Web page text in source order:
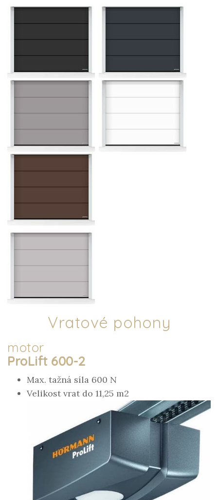
Vratové pohony
motor
ProLift 600-2
Max. tažná síla 600 N
Velikost vrat do 11,25 m2